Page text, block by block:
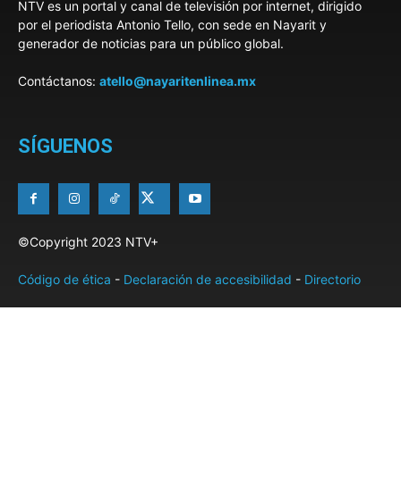
NTV es un portal y canal de televisión por internet, dirigido
por el periodista Antonio Tello, con sede en Nayarit y
generador de noticias para un público global.
Contáctanos: atello@nayaritenlinea.mx
SÍGUENOS
©Copyright 2023 NTV+
Código de ética - Declaración de accesibilidad - Directorio